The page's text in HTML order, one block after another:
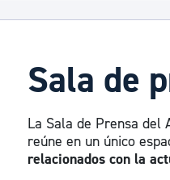
Sala de
La Sala de Prensa del
reúne en un único
relacionados con la